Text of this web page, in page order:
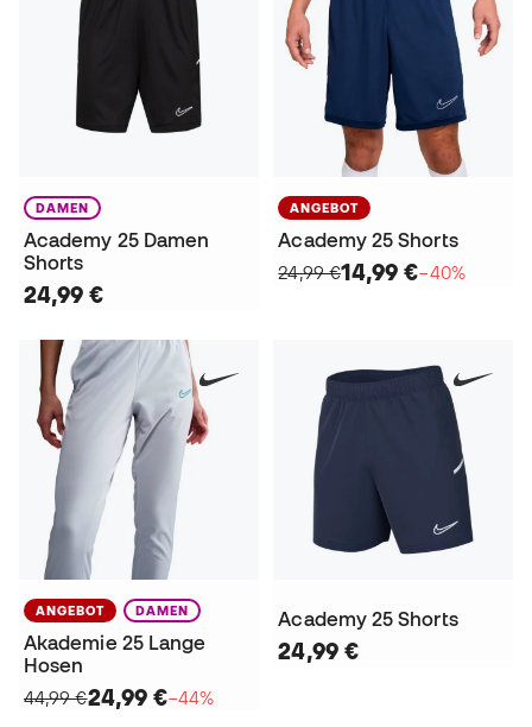
DAMEN
Academy 25 Damen
Shorts
24,99 €
ANGEBOT
Academy 25 Shorts
24,99 €14,99 €−40%
ANGEBOT DAMEN
Akademie 25 Lange
Hosen
44,99 €24,99 €−44%
Academy 25 Shorts
24,99 €